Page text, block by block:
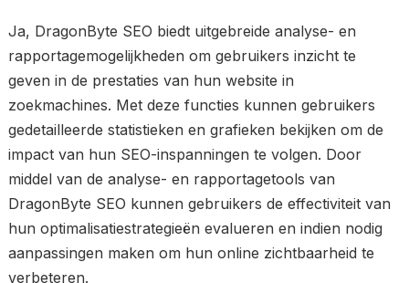
Ja, DragonByte SEO biedt uitgebreide analyse- en
rapportagemogelijkheden om gebruikers inzicht te
geven in de prestaties van hun website in
zoekmachines. Met deze functies kunnen gebruikers
gedetailleerde statistieken en grafieken bekijken om de
impact van hun SEO-inspanningen te volgen. Door
middel van de analyse- en rapportagetools van
DragonByte SEO kunnen gebruikers de effectiviteit van
hun optimalisatiestrategieën evalueren en indien nodig
aanpassingen maken om hun online zichtbaarheid te
verbeteren.